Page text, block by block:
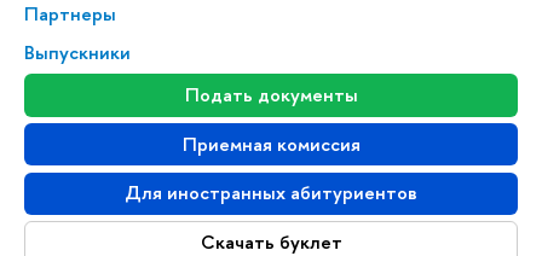
Партнеры
Выпускники
Подать документы
Приемная комиссия
Для иностранных абитуриентов
Скачать буклет